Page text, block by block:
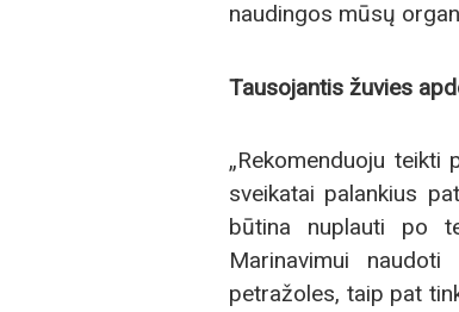
naudingos mūsų
Tausojantis žuvies
„Rekomenduoju
sveikatai palankius
būtina nuplauti po
Marinavimui
petražoles, taip pat